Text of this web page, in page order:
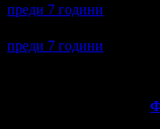
преди 7 години
преди 7 години